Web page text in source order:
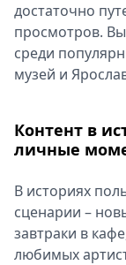
достаточно
просмотров.
среди
музей и
Контент в
личные
В историях
сценарии –
завтраки в
любимых